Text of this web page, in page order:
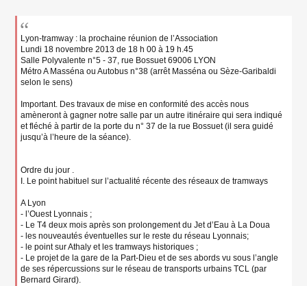
Lyon-tramway : la prochaine réunion de l’Association
Lundi 18 novembre 2013 de 18 h 00 à 19 h.45
Salle Polyvalente n°5 - 37, rue Bossuet 69006 LYON
Métro A Masséna ou Autobus n°38 (arrêt Masséna ou Sèze-Garibaldi
selon le sens)
Important. Des travaux de mise en conformité des accès nous
amèneront à gagner notre salle par un autre itinéraire qui sera indiqué
et fléché à partir de la porte du n° 37 de la rue Bossuet (il sera guidé
jusqu’à l’heure de la séance).
Ordre du jour .
I. Le point habituel sur l’actualité récente des réseaux de tramways
A Lyon
- l’Ouest Lyonnais ;
- Le T4 deux mois après son prolongement du Jet d’Eau à La Doua
- les nouveautés éventuelles sur le reste du réseau Lyonnais;
- le point sur Athaly et les tramways historiques ;
- Le projet de la gare de la Part-Dieu et de ses abords vu sous l’angle
de ses répercussions sur le réseau de transports urbains TCL (par
Bernard Girard).